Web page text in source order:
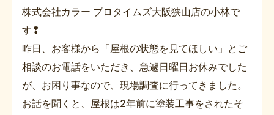
株式会社カラー プロタイムズ大阪狭山店の小林で
す❢
昨日、お客様から「屋根の状態を見てほしい」とご
相談のお電話をいただき、急遽日曜日お休みでした
が、お困り事なので、現場調査に行ってきました。
お話を聞くと、屋根は2年前に塗装工事をされたそ